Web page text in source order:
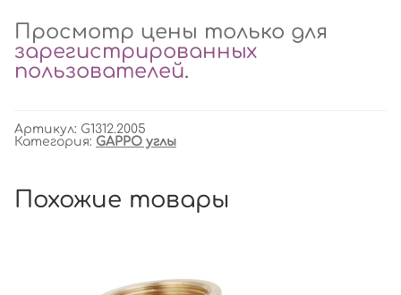
Просмотр цены только для
зарегистрированных
пользователей.
Артикул: G1312.2005
Категория: GAPPO углы
Похожие товары